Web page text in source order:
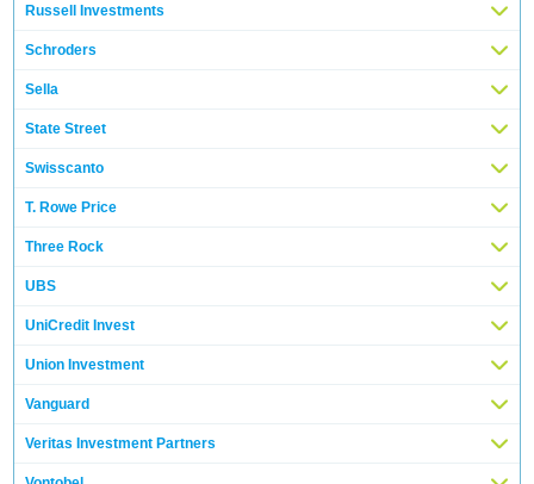
Russell Investments
Schroders
Sella
State Street
Swisscanto
T. Rowe Price
Three Rock
UBS
UniCredit Invest
Union Investment
Vanguard
Veritas Investment Partners